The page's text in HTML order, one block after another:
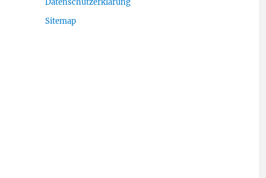
Datenschutzerklärung
Sitemap